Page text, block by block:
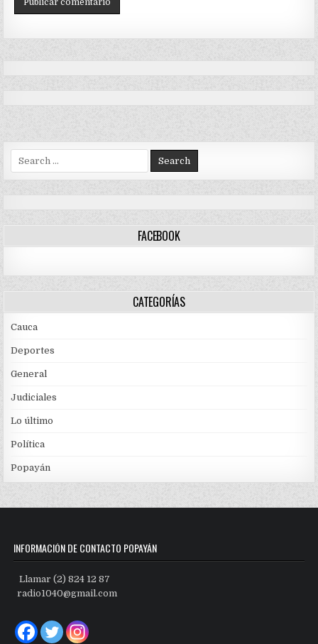
Search
for:
FACEBOOK
CATEGORÍAS
Cauca
Deportes
General
Judiciales
Lo último
Política
Popayán
INFORMACIÓN DE CONTACTO POPAYÁN
Llamar (2) 824 12 87
radio1040@gmail.com